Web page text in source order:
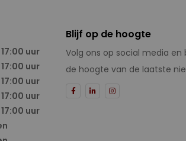
uur
uur
uur
uur
uur
Blijf op de hoogte
Volg ons op social media en
de hoogte van de laatste